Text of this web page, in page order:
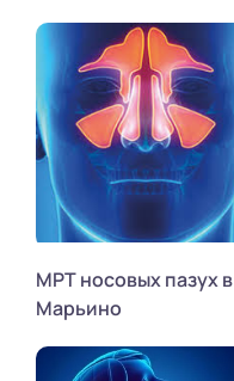
МРТ носовых пазух в
Марьино